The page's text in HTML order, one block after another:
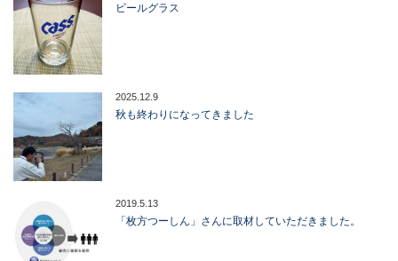
ビールグラス
2025.12.9
秋も終わりになってきました
2019.5.13
「枚方つーしん」さんに取材していただきました。